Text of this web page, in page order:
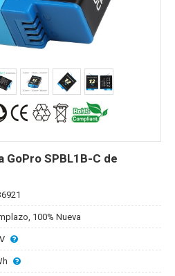
GoPro SPBL1B-C de
100% Nueva